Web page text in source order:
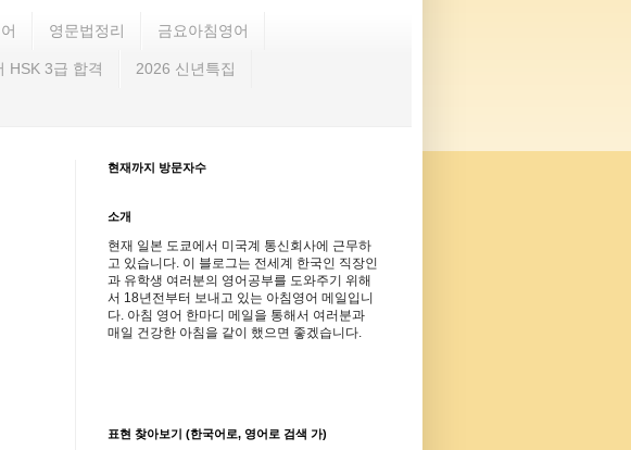
영문법정리 금요아침영어
HSK 3급 합격 2026 신년특집
현재까지 방문자수
소개
현재 일본 도쿄에서 미국계 통신회사에 근무하
고 있습니다. 이 블로그는 전세계 한국인 직장인
과 유학생 여러분의 영어공부를 도와주기 위해
서 18년전부터 보내고 있는 아침영어 메일입니
다. 아침 영어 한마디 메일을 통해서 여러분과
매일 건강한 아침을 같이 했으면 좋겠습니다.
표현 찾아보기 (한국어로, 영어로 검색 가)